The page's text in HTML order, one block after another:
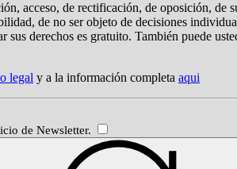
acceso, de rectificación, de oposición,
de no ser objeto de decisiones
sus derechos es gratuito. También puede
legal y a la información completa aqui
de Newsletter.